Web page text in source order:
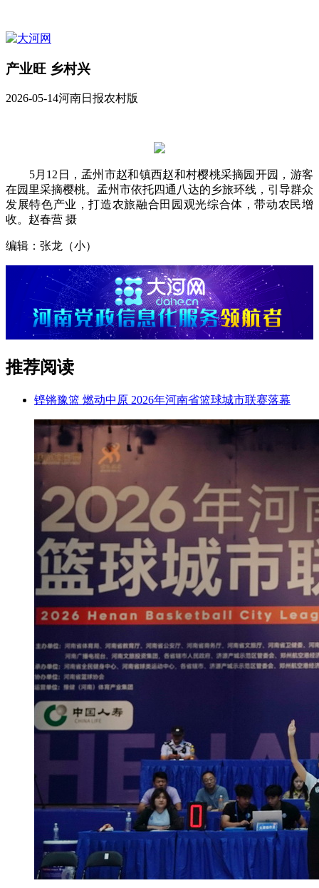
产业旺 乡村兴
2026-05-14河南日报农村版
5月12日，孟州市赵和镇西赵和村樱桃采摘园开园，游客
在园里采摘樱桃。孟州市依托四通八达的乡旅环线，引导群众
发展特色产业，打造农旅融合田园观光综合体，带动农民增
收。赵春营 摄
编辑：张龙（小）
推荐阅读
铿锵豫篮 燃动中原 2026年河南省篮球城市联赛落幕